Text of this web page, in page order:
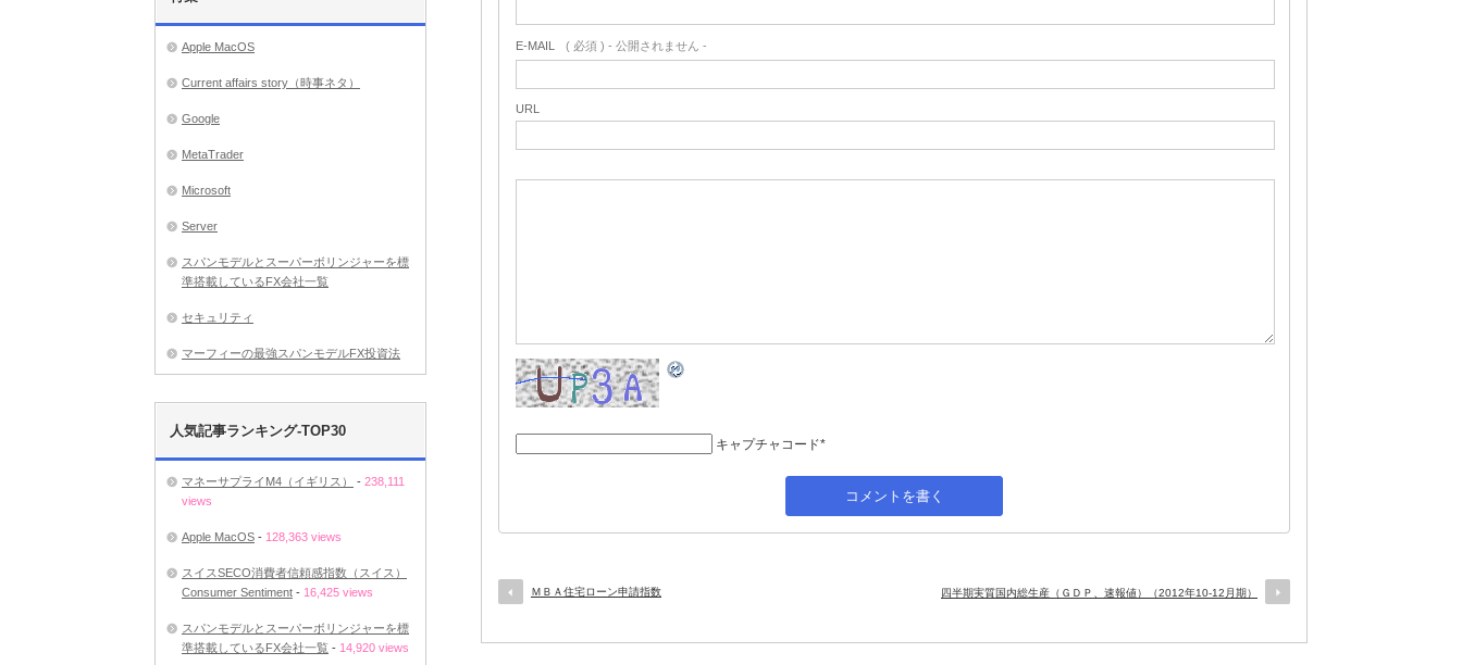
E-MAIL ( 必須 ) - 公開されません -
URL
キャプチャコード*
ＭＢＡ住宅ローン申請指数 四半期実質国内総生産（ＧＤＰ、速報値）（2012年10-12月期）
Apple MacOS
Current affairs story（時事ネタ）
Google
MetaTrader
Microsoft
Server
スパンモデルとスーパーボリンジャーを標
準搭載しているFX会社一覧
セキュリティ
マーフィーの最強スパンモデルFX投資法
人気記事ランキング-TOP30
マネーサプライM4（イギリス） - 238,111
views
Apple MacOS - 128,363 views
スイスSECO消費者信頼感指数（スイス）
Consumer Sentiment - 16,425 views
スパンモデルとスーパーボリンジャーを標
準搭載しているFX会社一覧 - 14,920 views